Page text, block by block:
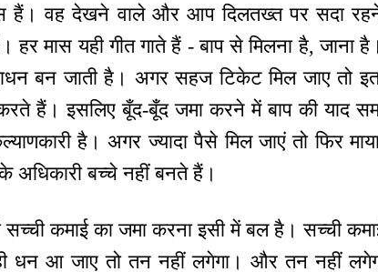
हैं। वह देखने वाले और आप दिलतख्त पर सदा
मास यही गीत गाते हैं - बाप से मिलना है, जाना
बन जाती है। अगर सहज टिकेट मिल जाए तो
हैं। इसलिए बूँद-बूँद जमा करने में बाप की याद
है। अगर ज्यादा पैसे मिल जाएं तो फिर
अधिकारी बच्चे नहीं बनते हैं।
कमाई का जमा करना इसी में बल है। सच्ची
धन आ जाए तो तन नहीं लगेगा। और तन नहीं